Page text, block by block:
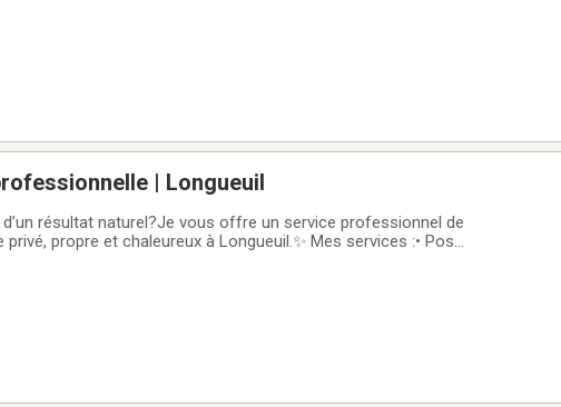
| Longueuil
résultat naturel?Je vous offre un service professionnel de
propre et chaleureux à Longueuil.✨ Mes services :• Pose